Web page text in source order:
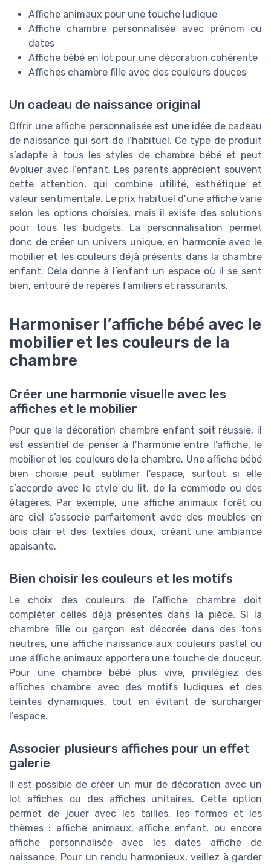
Affiche animaux pour une touche ludique
Affiche chambre personnalisée avec prénom ou
dates
Affiche bébé en lot pour une décoration cohérente
Affiches chambre fille avec des couleurs douces
Un cadeau de naissance original
Offrir une affiche personnalisée est une idée de cadeau
de naissance qui sort de l’habituel. Ce type de produit
s’adapte à tous les styles de chambre bébé et peut
évoluer avec l’enfant. Les parents apprécient souvent
cette attention, qui combine utilité, esthétique et
valeur sentimentale. Le prix habituel d’une affiche varie
selon les options choisies, mais il existe des solutions
pour tous les budgets. La personnalisation permet
donc de créer un univers unique, en harmonie avec le
mobilier et les couleurs déjà présents dans la chambre
enfant. Cela donne à l’enfant un espace où il se sent
bien, entouré de repères familiers et rassurants.
Harmoniser l’affiche bébé avec le
mobilier et les couleurs de la
chambre
Créer une harmonie visuelle avec les
affiches et le mobilier
Pour que la décoration chambre enfant soit réussie, il
est essentiel de penser à l’harmonie entre l’affiche, le
mobilier et les couleurs de la chambre. Une affiche bébé
bien choisie peut sublimer l’espace, surtout si elle
s’accorde avec le style du lit, de la commode ou des
étagères. Par exemple, une affiche animaux forêt ou
arc ciel s’associe parfaitement avec des meubles en
bois clair et des textiles doux, créant une ambiance
apaisante.
Bien choisir les couleurs et les motifs
Le choix des couleurs de l’affiche chambre doit
compléter celles déjà présentes dans la pièce. Si la
chambre fille ou garçon est décorée dans des tons
neutres, une affiche naissance aux couleurs pastel ou
une affiche animaux apportera une touche de douceur.
Pour une chambre bébé plus vive, privilégiez des
affiches chambre avec des motifs ludiques et des
teintes dynamiques, tout en évitant de surcharger
l’espace.
Associer plusieurs affiches pour un effet
galerie
Il est possible de créer un mur de décoration avec un
lot affiches ou des affiches unitaires. Cette option
permet de jouer avec les tailles, les formes et les
thèmes : affiche animaux, affiche enfant, ou encore
affiche personnalisée avec les dates affiche de
naissance. Pour un rendu harmonieux, veillez à garder